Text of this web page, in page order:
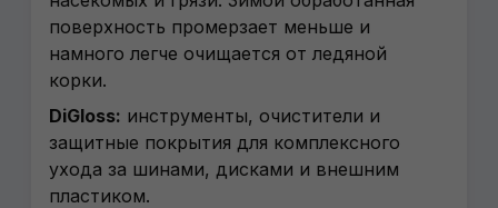
поверхность промерзает меньше и
намного легче очищается от ледяной
корки.
DiGloss: инструменты, очистители и
защитные покрытия для комплексного
ухода за шинами, дисками и внешним
пластиком.